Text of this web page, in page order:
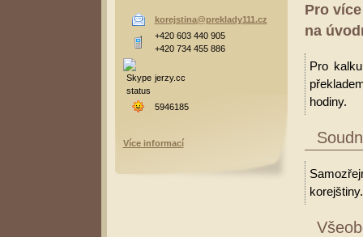
Pro
na
Pro
hodiny.
korejštiny.
korejstina@preklady111.cz
+420 603 440 905
+420 734 455 886
jerzy.cc
5946185
Více informací